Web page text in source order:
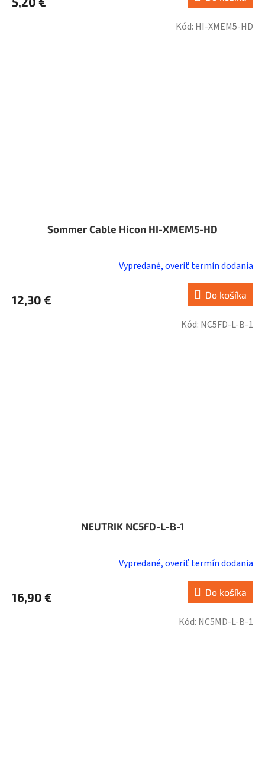
Sommer Cable Hicon HI-XMEM5-HD
Vypredané, overiť termín dodania
12,30 € Do košíka
Kód: HI-XMEM5-HD
NEUTRIK NC5FD-L-B-1
Vypredané, overiť termín dodania
16,90 € Do košíka
Kód: NC5FD-L-B-1
Kód: NC5MD-L-B-1